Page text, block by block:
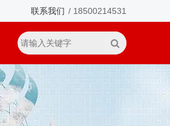
联系我们 / 18500214531